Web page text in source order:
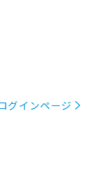
グインページ